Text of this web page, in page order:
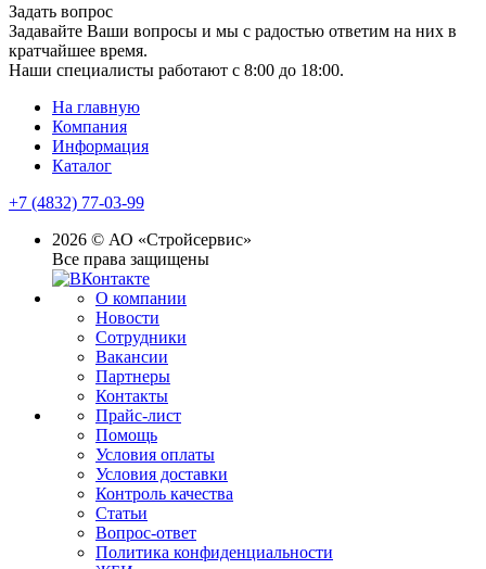
Задать вопрос
Задавайте Ваши вопросы и мы с радостью ответим на них в
кратчайшее время.
Наши специалисты работают с 8:00 до 18:00.
На главную
Компания
Информация
Каталог
+7 (4832) 77-03-99
2026 © АО «Стройсервис»
Все права защищены
О компании
Новости
Сотрудники
Вакансии
Партнеры
Контакты
Прайс-лист
Помощь
Условия оплаты
Условия доставки
Контроль качества
Статьи
Вопрос-ответ
Политика конфиденциальности